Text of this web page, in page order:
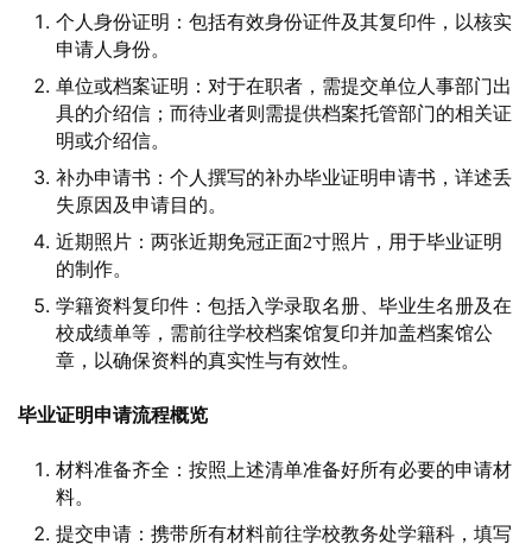
个人身份证明：包括有效身份证件及其复印件，以核实
申请人身份。
单位或档案证明：对于在职者，需提交单位人事部门出
具的介绍信；而待业者则需提供档案托管部门的相关证
明或介绍信。
补办申请书：个人撰写的补办毕业证明申请书，详述丢
失原因及申请目的。
近期照片：两张近期免冠正面2寸照片，用于毕业证明
的制作。
学籍资料复印件：包括入学录取名册、毕业生名册及在
校成绩单等，需前往学校档案馆复印并加盖档案馆公
章，以确保资料的真实性与有效性。
毕业证明申请流程概览
材料准备齐全：按照上述清单准备好所有必要的申请材
料。
提交申请：携带所有材料前往学校教务处学籍科，填写